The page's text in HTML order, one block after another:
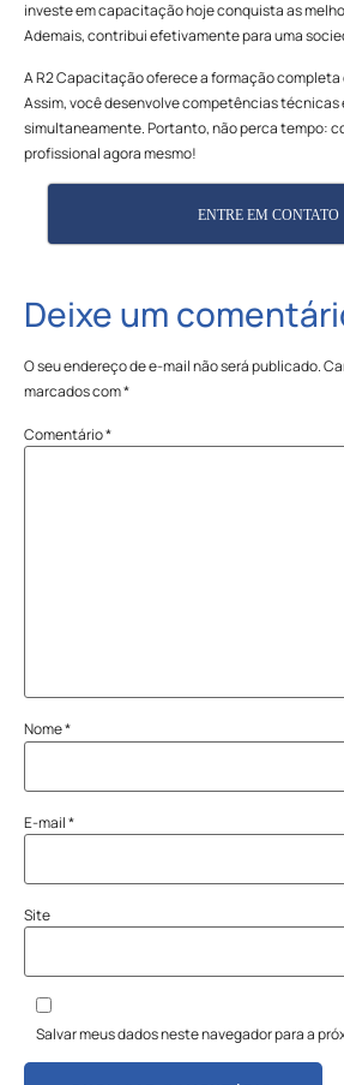
investe em capacitação hoje conquista as
Ademais, contribui efetivamente para uma
A R2 Capacitação oferece a formação completa
Assim, você desenvolve competências
simultaneamente. Portanto, não perca tempo:
profissional agora mesmo!
ENTRE EM CONTATO
Deixe um
O seu endereço de e-mail não será publicado.
marcados com*
Comentário*
Nome*
E-mail*
Site
Salvar meus dados neste navegador para a